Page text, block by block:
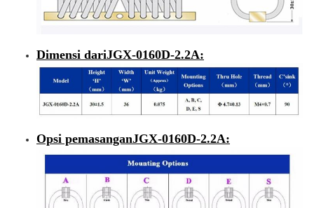
Dimensi dariJGX-0160D-2.2A:
Opsi pemasanganJGX-0160D-2.2A: